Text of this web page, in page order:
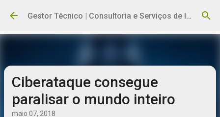
Pular para o conteúdo principal Gestor Técnico | Consultoria e Serviços de Informática
Ciberataque consegue
paralisar o mundo inteiro
maio 07, 2018